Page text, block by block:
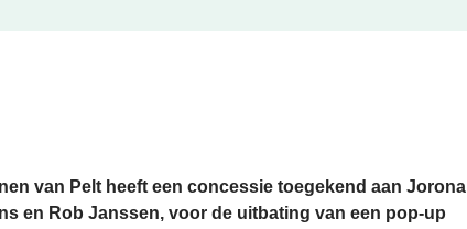
van Pelt heeft een concessie toegekend aan Jorona
en Rob Janssen, voor de uitbating van een pop-up